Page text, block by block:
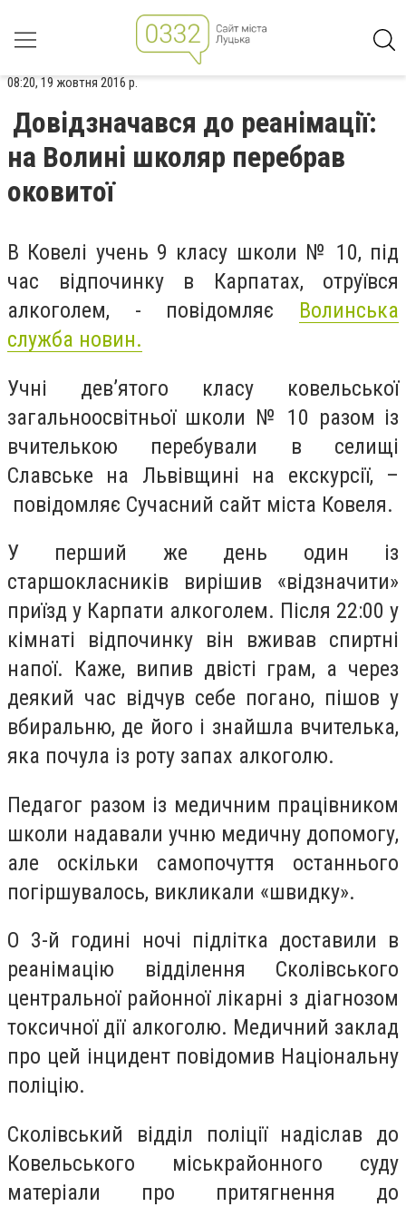
08:20, 19 жовтня 2016 р.
Довідзначався до реанімації:
на Волині школяр перебрав
оковитої
В Ковелі учень 9 класу школи № 10, під
час відпочинку в Карпатах, отруївся
алкоголем, - повідомляє Волинська
служба новин.
Учні дев’ятого класу ковельської
загальноосвітньої школи № 10 разом із
вчителькою перебували в селищі
Славське на Львівщині на екскурсії, –
повідомляє Сучасний сайт міста Ковеля.
У перший же день один із
старшокласників вирішив «відзначити»
приїзд у Карпати алкоголем. Після 22:00 у
кімнаті відпочинку він вживав спиртні
напої. Каже, випив двісті грам, а через
деякий час відчув себе погано, пішов у
вбиральню, де його і знайшла вчителька,
яка почула із роту запах алкоголю.
Педагог разом із медичним працівником
школи надавали учню медичну допомогу,
але оскільки самопочуття останнього
погіршувалось, викликали «швидку».
О 3-й годині ночі підлітка доставили в
реанімацію відділення Сколівського
центральної районної лікарні з діагнозом
токсичної дії алкоголю. Медичний заклад
про цей інцидент повідомив Національну
поліцію.
Сколівський відділ поліції надіслав до
Ковельського міськрайонного суду
матеріали про притягнення до